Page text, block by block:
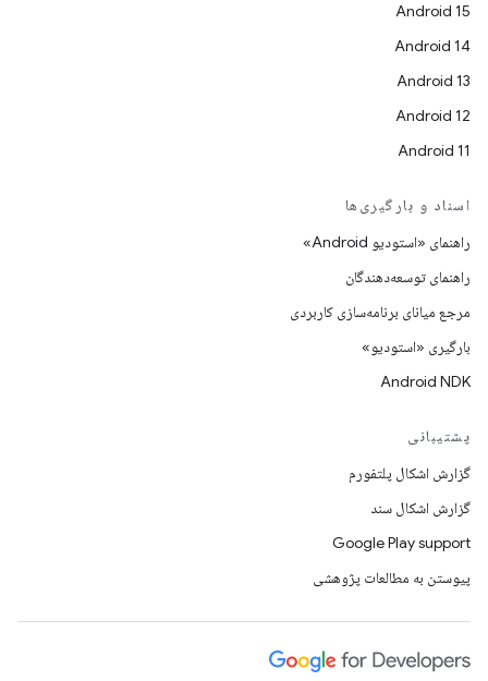
Android 15
Android 14
Android 13
Android 12
Android 11
اسناد و بارگیری‌ها
راهنمای «استودیو Android»
راهنمای توسعه‌دهندگان
مرجع میانای برنامه‌سازی کاربردی
بارگیری «استودیو»
Android NDK
پشتیبانی
گزارش اشکال پلتفورم
گزارش اشکال سند
Google Play support
پیوستن به مطالعات پژوهشی